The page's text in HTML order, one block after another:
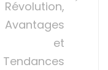
Révolution,
Avantages
et
Tendances